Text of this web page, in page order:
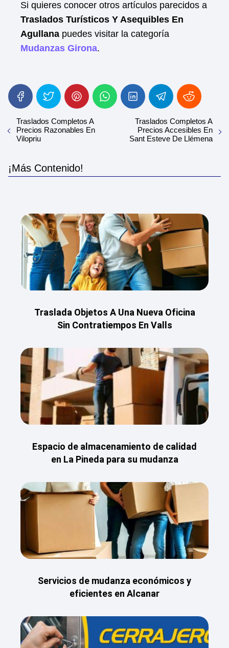
Si quieres conocer otros artículos parecidos a
Traslados Turísticos Y Asequibles En
Agullana puedes visitar la categoría
Mudanzas Girona.
Traslados Completos A
Precios Razonables En
Vilopriu
Traslados Completos A
Precios Accesibles En
Sant Esteve De Llémena
¡Más Contenido!
Traslada Objetos A Una Nueva Oficina
Sin Contratiempos En Valls
Espacio de almacenamiento de calidad
en La Pineda para su mudanza
Servicios de mudanza económicos y
eficientes en Alcanar